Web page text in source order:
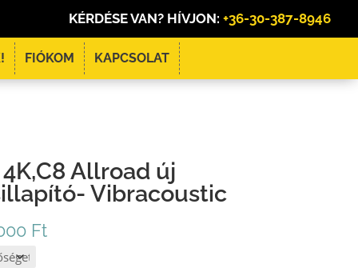
KÉRDÉSE VAN? HÍVJON:+36-30-387-8946
FIÓKOM KAPCSOLAT
Allroad új
Vibracoustic
FtÁrtartomány: